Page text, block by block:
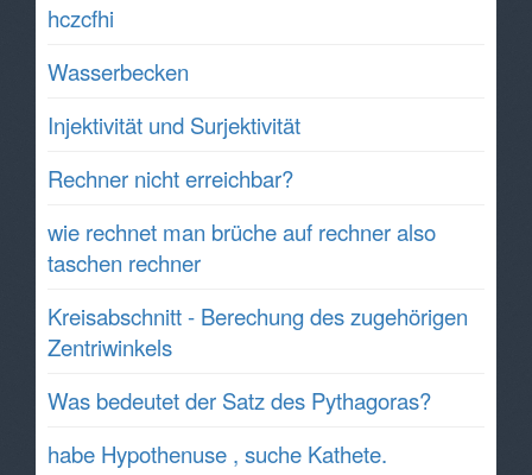
hczcfhi
Wasserbecken
Injektivität und Surjektivität
Rechner nicht erreichbar?
wie rechnet man brüche auf rechner also
taschen rechner
Kreisabschnitt - Berechung des zugehörigen
Zentriwinkels
Was bedeutet der Satz des Pythagoras?
habe Hypothenuse , suche Kathete.